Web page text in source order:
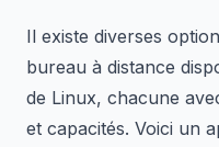
Il existe diverses
bureau à distance
de Linux, chacune
et capacités. Voici un